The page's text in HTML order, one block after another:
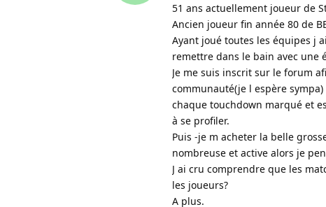
51 ans actuellement joueur de
Ancien joueur fin année 80 de
Ayant joué toutes les équipes j
remettre dans le bain avec une
Je me suis inscrit sur le forum
communauté(je l espère
chaque touchdown marqué et
à se profiler.
Puis -je m acheter la belle
nombreuse et active alors je
J ai cru comprendre que les
les joueurs?
A plus.